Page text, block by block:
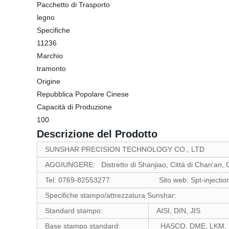
Pacchetto di Trasporto
legno
Specifiche
11236
Marchio
tramonto
Origine
Repubblica Popolare Cinese
Capacità di Produzione
100
Descrizione del Prodotto
SUNSHAR PRECISION TECHNOLOGY CO., LTD
AGGIUNGERE: Distretto di Shanjiao, Città di Chan'an,
Tel: 0769-82553277 Sito web: Spt-
Specifiche stampo/attrezzatura Sunshar:
Standard stampo:
AISI, DIN, JIS
Base stampo standard:
HASCO, DME,